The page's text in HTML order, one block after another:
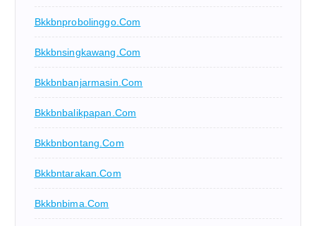
Bkkbnprobolinggo.com
Bkkbnsingkawang.com
Bkkbnbanjarmasin.com
Bkkbnbalikpapan.com
Bkkbnbontang.com
Bkkbntarakan.com
Bkkbnbima.com